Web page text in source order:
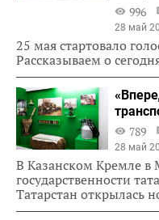
996
28 май
25 мая стартовало
Рассказываем о
789
28 май
В Казанском Кремле в
государственности
Татарстан открылась